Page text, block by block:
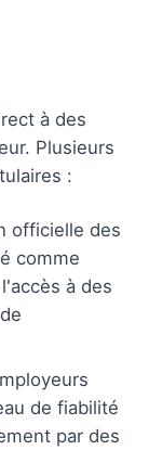
à des
Plusieurs
:
officielle des
comme
à des
de fiabilité
par des